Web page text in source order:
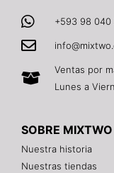
+593 98 040
Ventas por
Lunes a
SOBRE MIXTWO
Nuestra historia
Nuestras tiendas